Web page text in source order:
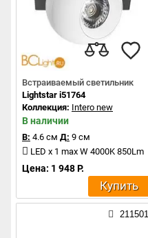
Встраиваемый светильник
Lightstar i51764
Коллекция: Intero new
В наличии
В: 4.6 см Д: 9 см
LED x 1 max W 4000K 850Lm
Цена: 1 948 Р.
Купить
211501